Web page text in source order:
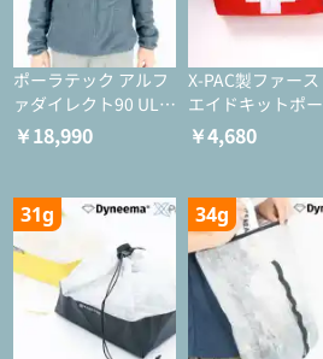
ポーラテック アルフ
ァダイレクト90 ULジ
ャケット
￥18,990
X-PAC製ファース
エイドキットポ
￥4,680
31g 34g